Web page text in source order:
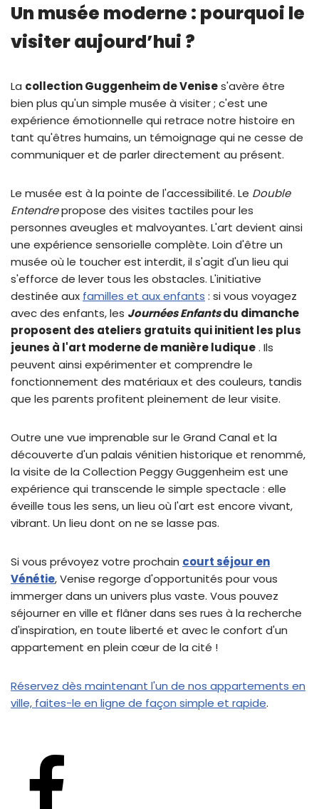
Un musée moderne : pourquoi le
visiter aujourd’hui ?
La collection Guggenheim de Venises'avère être
bien plus qu'un simple musée à visiter ; c'est une
expérience émotionnelle qui retrace notre histoire en
tant qu'êtres humains, un témoignage qui ne cesse de
communiquer et de parler directement au présent.
Le musée est à la pointe de l'accessibilité. Le Double
Entendrepropose des visites tactiles pour les
personnes aveugles et malvoyantes. L'art devient ainsi
une expérience sensorielle complète. Loin d'être un
musée où le toucher est interdit, il s'agit d'un lieu qui
s'efforce de lever tous les obstacles. L'initiative
destinée aux familles et aux enfants : si vous voyagez
avec des enfants, les Journées Enfantsdu dimanche
proposent des ateliers gratuits qui initient les plus
jeunes à l'art moderne de manière ludique. Ils
peuvent ainsi expérimenter et comprendre le
fonctionnement des matériaux et des couleurs, tandis
que les parents profitent pleinement de leur visite.
Outre une vue imprenable sur le Grand Canal et la
découverte d'un palais vénitien historique et renommé,
la visite de la Collection Peggy Guggenheim est une
expérience qui transcende le simple spectacle : elle
éveille tous les sens, un lieu où l'art est encore vivant,
vibrant. Un lieu dont on ne se lasse pas.
Si vous prévoyez votre prochain court séjour en
Vénétie, Venise regorge d'opportunités pour vous
immerger dans un univers plus vaste. Vous pouvez
séjourner en ville et flâner dans ses rues à la recherche
d'inspiration, en toute liberté et avec le confort d'un
appartement en plein cœur de la cité !
Réservez dès maintenant l'un de nos appartements en
ville, faites-le en ligne de façon simple et rapide.